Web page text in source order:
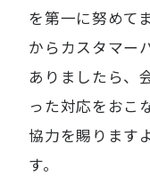
を第一に努めて
からカスタマー
ありましたら、
った対応をおこ
協力を賜ります
す。